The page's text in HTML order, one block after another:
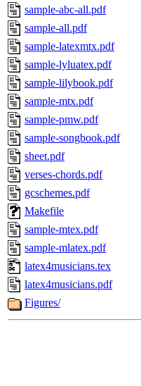
sample-abc-all.pdf
sample-all.pdf
sample-latexmtx.pdf
sample-lyluatex.pdf
sample-lilybook.pdf
sample-mtx.pdf
sample-pmw.pdf
sample-songbook.pdf
sheet.pdf
verses-chords.pdf
gcschemes.pdf
Makefile
sample-mtex.pdf
sample-mlatex.pdf
latex4musicians.tex
latex4musicians.pdf
Figures/